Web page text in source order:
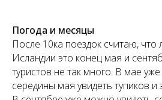
Погода и месяцы
После 10ка поездок считаю, что
Исландии это конец мая и
туристов не так много. В мае
середины мая увидеть тупиков и